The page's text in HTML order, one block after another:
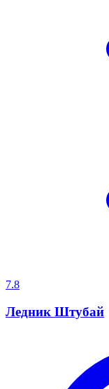
7.8
Ледник Штубай